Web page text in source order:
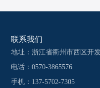
联系我们
地址：浙江省衢州市西区开
电话：0570-3865576
手机：137-5702-7305